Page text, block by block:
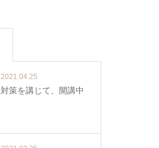
2021.04.25
対策を講じて、開講中